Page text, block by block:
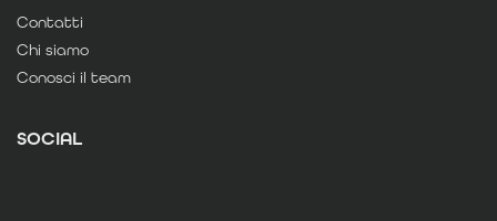
Contatti
Chi siamo
Conosci il team
SOCIAL